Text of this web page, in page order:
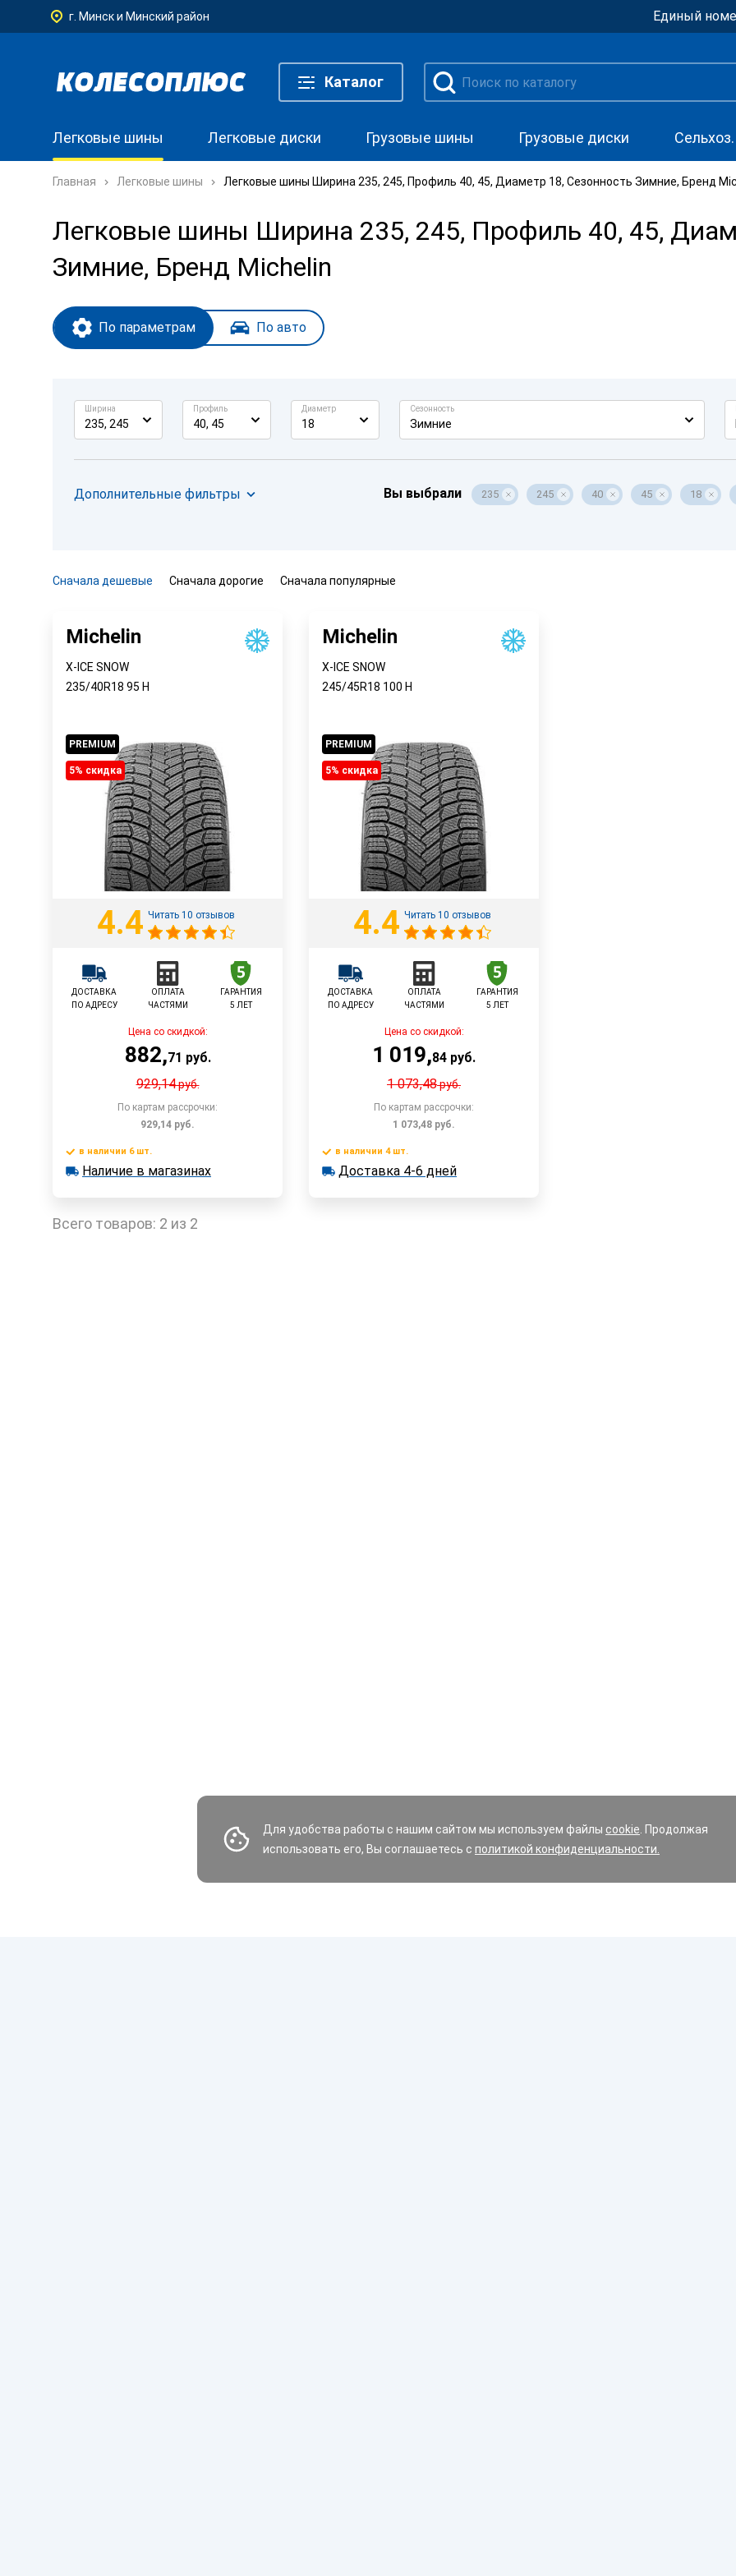
Для удобства работы с нашим сайтом мы используем файлы cookie . Продолжая
использовать его, Вы соглашаетесь с политикой конфиденциальности.
г. Минск и Минский район Единый
Каталог
Легковые шины Легковые диски Грузовые шины Грузовые диски
Главная Легковые шины Легковые шины Ширина 235, 245, Профиль 40, 45, Диаметр 18, Сезонность Зимние, Бренд
Легковые шины Ширина 235, 245, Профиль 40, 45,
Зимние, Бренд Michelin
По параметрам По авто
Ширина
235, 245
Профиль
40, 45
Диаметр
18
Сезонность
Зимние
Дополнительные фильтры Вы выбрали 235 245 40 45 18
Сначала дешевые Сначала дорогие Сначала популярные
Michelin
X-ICE SNOW
235/40R18 95 H
PREMIUM
5% cкидка
4.4 Читать 10 отзывов
ДОСТАВКА
ПО АДРЕСУ
ОПЛАТА
ЧАСТЯМИ
ГАРАНТИЯ
5 ЛЕТ
Цена со скидкой:
882,71 руб.
929,14руб.
По картам рассрочки:
929,14 руб.
В корзину
Быстрый заказ
в наличии 6 шт.
в наличии 6 шт.
Наличие в магазинах
Michelin
X-ICE SNOW
245/45R18 100 H
PREMIUM
5% cкидка
4.4 Читать 10 отзывов
ДОСТАВКА
ПО АДРЕСУ
ОПЛАТА
ЧАСТЯМИ
ГАРАНТИЯ
5 ЛЕТ
Цена со скидкой:
1 019,84 руб.
1 073,48руб.
По картам рассрочки:
1 073,48 руб.
В корзину
в наличии 4 шт. Доставка 4-6 дней
в наличии 4 шт.
Доставка 4-6 дней
Всего товаров: 2 из 2